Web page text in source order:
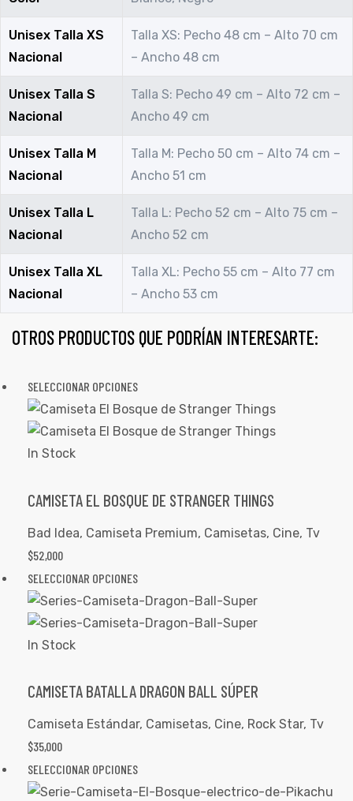
Unisex Talla XS
Nacional
Talla XS: Pecho 48 cm – Alto 70 cm
– Ancho 48 cm
Unisex Talla S
Nacional
Talla S: Pecho 49 cm – Alto 72 cm –
Ancho 49 cm
Unisex Talla M
Nacional
Talla M: Pecho 50 cm – Alto 74 cm –
Ancho 51 cm
Unisex Talla L
Nacional
Talla L: Pecho 52 cm – Alto 75 cm –
Ancho 52 cm
Unisex Talla XL
Nacional
Talla XL: Pecho 55 cm – Alto 77 cm
– Ancho 53 cm
OTROS PRODUCTOS QUE PODRÍAN INTERESARTE:
SELECCIONAR OPCIONES
In Stock
CAMISETA EL BOSQUE DE STRANGER THINGS
Bad Idea, Camiseta Premium, Camisetas, Cine, Tv
$52,000
SELECCIONAR OPCIONES
In Stock
CAMISETA BATALLA DRAGON BALL SÚPER
Camiseta Estándar, Camisetas, Cine, Rock Star, Tv
$35,000
SELECCIONAR OPCIONES